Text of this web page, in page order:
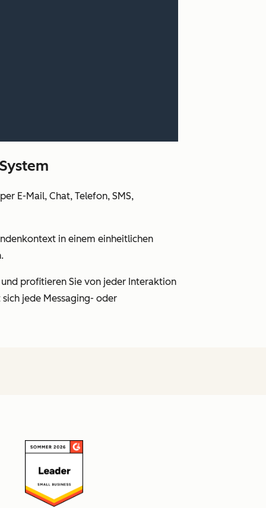
E-Mail, Chat, Telefon, SMS,
in einem einheitlichen
und profitieren Sie von jeder Interaktion
jede Messaging- oder